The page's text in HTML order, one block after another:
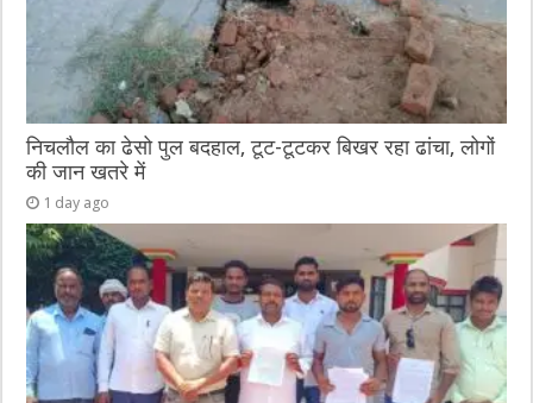
निचलौल का ढेसो पुल बदहाल, टूट-टूटकर बिखर रहा ढांचा, लोगों
की जान खतरे में
1 day ago